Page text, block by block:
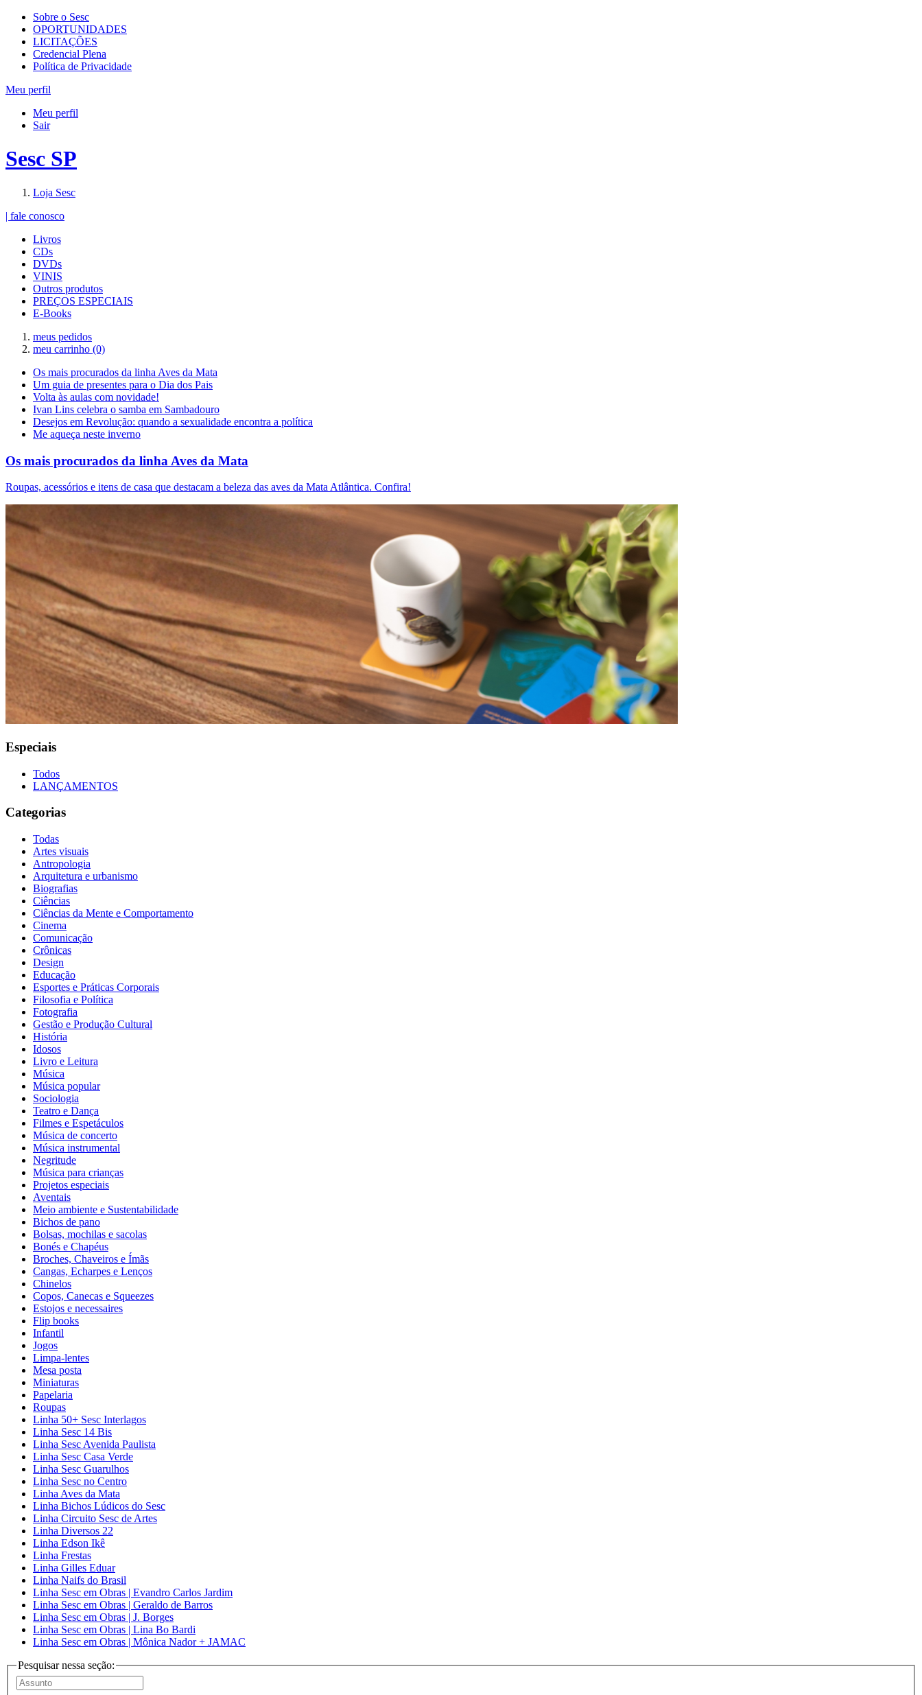
Sobre o Sesc
OPORTUNIDADES
LICITAÇÕES
Credencial Plena
Política de Privacidade
Meu perfil
Meu perfil
Sair
Sesc SP
Loja Sesc
| fale conosco
Livros
CDs
DVDs
VINIS
Outros produtos
PREÇOS ESPECIAIS
E-Books
meus pedidos
meu carrinho (0)
Os mais procurados da linha Aves da Mata
Um guia de presentes para o Dia dos Pais
Volta às aulas com novidade!
Ivan Lins celebra o samba em Sambadouro
Desejos em Revolução: quando a sexualidade encontra a política
Me aqueça neste inverno
Os mais procurados da linha Aves da Mata
Roupas, acessórios e itens de casa que destacam a beleza das aves da Mata Atlântica. Confira!
Especiais
Todos
LANÇAMENTOS
Categorias
Todas
Artes visuais
Antropologia
Arquitetura e urbanismo
Biografias
Ciências
Ciências da Mente e Comportamento
Cinema
Comunicação
Crônicas
Design
Educação
Esportes e Práticas Corporais
Filosofia e Política
Fotografia
Gestão e Produção Cultural
História
Idosos
Livro e Leitura
Música
Música popular
Sociologia
Teatro e Dança
Filmes e Espetáculos
Música de concerto
Música instrumental
Negritude
Música para crianças
Projetos especiais
Aventais
Meio ambiente e Sustentabilidade
Bichos de pano
Bolsas, mochilas e sacolas
Bonés e Chapéus
Broches, Chaveiros e Ímãs
Cangas, Echarpes e Lenços
Chinelos
Copos, Canecas e Squeezes
Estojos e necessaires
Flip books
Infantil
Jogos
Limpa-lentes
Mesa posta
Miniaturas
Papelaria
Roupas
Linha 50+ Sesc Interlagos
Linha Sesc 14 Bis
Linha Sesc Avenida Paulista
Linha Sesc Casa Verde
Linha Sesc Guarulhos
Linha Sesc no Centro
Linha Aves da Mata
Linha Bichos Lúdicos do Sesc
Linha Circuito Sesc de Artes
Linha Diversos 22
Linha Edson Ikê
Linha Frestas
Linha Gilles Eduar
Linha Naifs do Brasil
Linha Sesc em Obras | Evandro Carlos Jardim
Linha Sesc em Obras | Geraldo de Barros
Linha Sesc em Obras | J. Borges
Linha Sesc em Obras | Lina Bo Bardi
Linha Sesc em Obras | Mônica Nador + JAMAC
Pesquisar nessa seção: